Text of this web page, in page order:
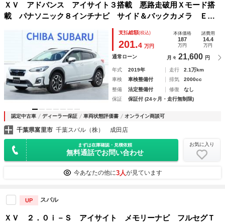
ＸＶ アドバンス アイサイト３搭載 悪路走破用Ｘモード搭
載 パナソニック８インチナビ サイド＆バックカメラ ＥＴ
Ｃ ドライブレコーダー ルーフレール 電動シート 衝突被
害軽減ブレーキ 衝突被害＆後退時被害軽減ブレーキ 後側方
警戒＆停止保持システム 障害物センサ
支払総額(税込)
201.4 万円
本体価格
187
万円
諸費用
14.4
万円
通常ローン 月々 21,600 円
年式 2019年 走行
2.1万km
車検
車検整備付 排気
2000cc
整備
法定整備付 修復
なし
保証
保証付 (24ヶ月・走行無制限)
認定中古車 ディーラー保証 車両状態評価書 オンライン商談可
千葉県富里市 千葉スバル（株） 成田店
まずは在庫確認・見積依頼
無料通話でお問い合わせ
お気に入り
今あなたの他に3人が見ています
UP スバル
ＸＶ ２．０ｉ－Ｓ アイサイト メモリーナビ フルセグＴ